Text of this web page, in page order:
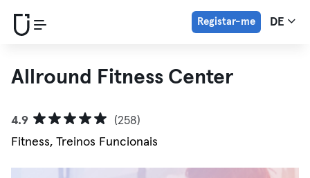
Registar-me DE
Allround Fitness Center
4.9
(258)
Fitness, Treinos Funcionais